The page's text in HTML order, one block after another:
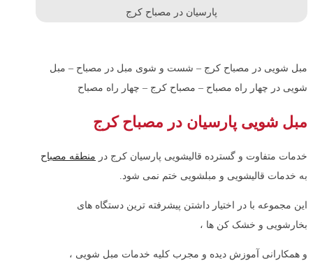
پارسیان در مصباح کرج
مبل شویی در مصباح کرج – شست و شوی مبل در مصباح – مبل
شویی در چهار راه مصباح – مصباح کرج – چهار راه مصباح
مبل شویی پارسیان در مصباح کرج
خدمات متفاوت و گسترده قالیشویی پارسیان کرج در منطقه مصباح
به خدمات قالیشویی و مبلشویی ختم نمی شود.
این مجموعه با در اختیار داشتن پیشرفته ترین دستگاه های
بخارشویی و خشک کن ها ،
و همکارانی آموزش دیده و مجرب کلیه خدمات مبل شویی ،